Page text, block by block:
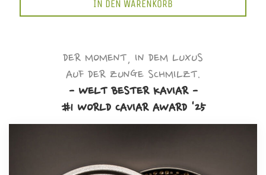
IN DEN WARENKORB
DER MOMENT, IN DEM LUXUS
AUF DER ZUNGE SCHMILZT.
- WELT BESTER KAVIAR -
#1 WORLD CAVIAR AWARD '25